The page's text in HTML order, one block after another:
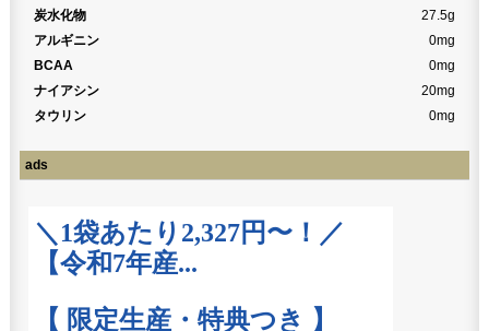
炭水化物
27.5g
アルギニン
0mg
BCAA
0mg
ナイアシン
20mg
タウリン
0mg
ads